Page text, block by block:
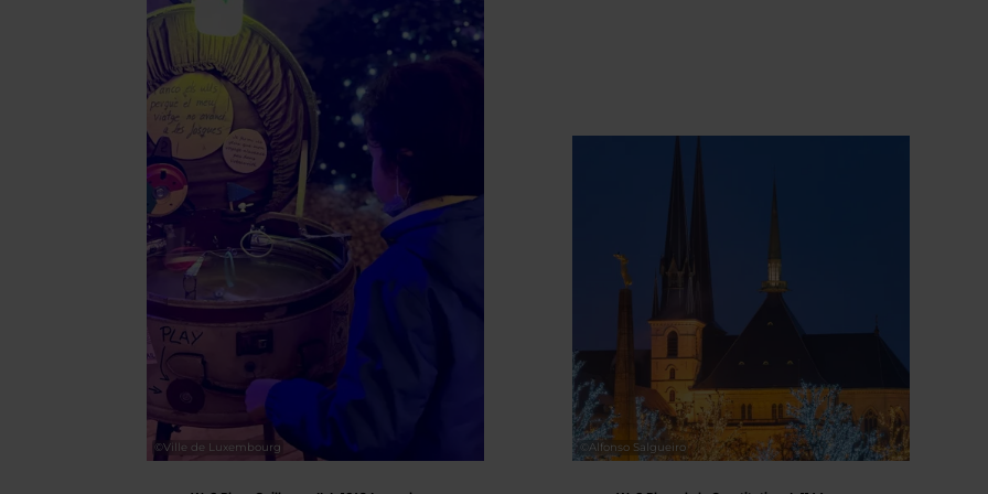
©Ville de Luxembourg © Alfonso Salgueiro